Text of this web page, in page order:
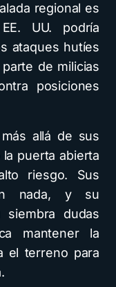
regional es
UU. podría
ataques hutíes
de milicias
posiciones
allá de sus
puerta abierta
riesgo. Sus
nada, y su
siembra dudas
mantener la
el terreno para